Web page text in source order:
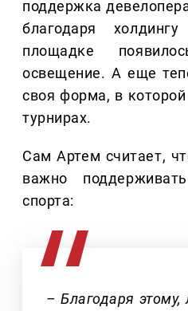
поддержка
благодаря
площадке
освещение. А еще
своя форма, в
турнирах.
Сам Артем считает,
важно
спорта:
– Благодаря этому,